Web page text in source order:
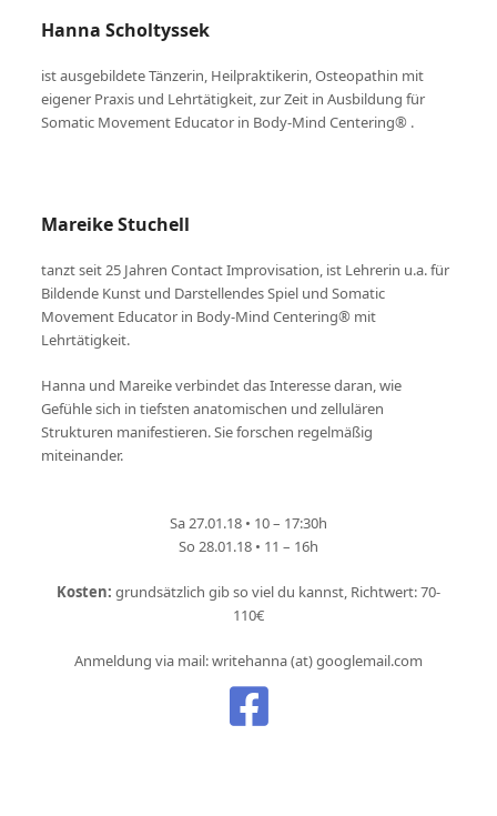
Hanna Scholtyssek
ist ausgebildete Tänzerin, Heilpraktikerin, Osteopathin mit
eigener Praxis und Lehrtätigkeit, zur Zeit in Ausbildung für
Somatic Movement Educator in Body-Mind Centering® .
Mareike Stuchell
tanzt seit 25 Jahren Contact Improvisation, ist Lehrerin u.a. für
Bildende Kunst und Darstellendes Spiel und Somatic
Movement Educator in Body-Mind Centering® mit
Lehrtätigkeit.
Hanna und Mareike verbindet das Interesse daran, wie
Gefühle sich in tiefsten anatomischen und zellulären
Strukturen manifestieren. Sie forschen regelmäßig
miteinander.
Sa 27.01.18 • 10 – 17:30h
So 28.01.18 • 11 – 16h
Kosten: grundsätzlich gib so viel du kannst, Richtwert: 70-
110€
Anmeldung via mail: writehanna (at) googlemail.com